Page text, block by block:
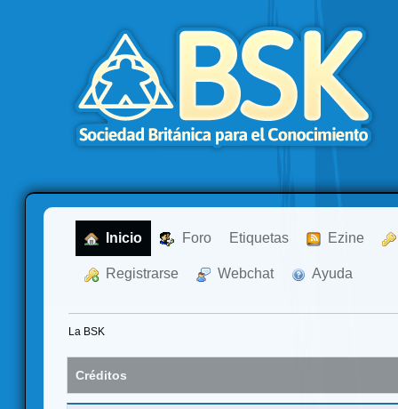
Inicio Foro Etiquetas Ezine
Registrarse Webchat Ayuda
La BSK
Créditos